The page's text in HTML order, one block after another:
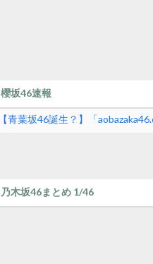
櫻坂46速報
【青葉坂46誕生？】「
乃木坂46まとめ 1/46